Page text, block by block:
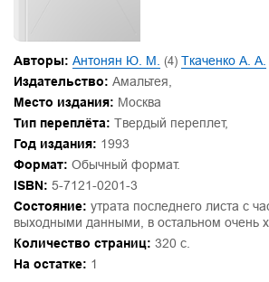
Авторы: Антонян Ю. М. (4) Ткаченко А. А.
Издательство: Амальтея,
Место издания: Москва
Тип переплёта: Твердый переплет,
Год издания: 1993
Формат: Обычный формат.
ISBN: 5-7121-0201-3
Состояние: утрата последнего листа с
выходными данными, в остальном очень
Количество страниц: 320 с.
На остатке: 1